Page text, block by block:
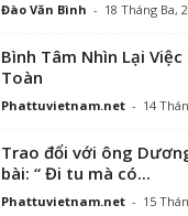
Đào Văn Bình - 18 Tháng Ba,
Bình Tâm Nhìn Lại
Toàn
Phattuvietnam.net - 14
Trao đổi với ông
bài: “ Đi tu mà có...
Phattuvietnam.net - 15